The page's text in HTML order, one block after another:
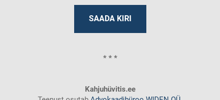
* * *
Kahjuhüvitis.ee